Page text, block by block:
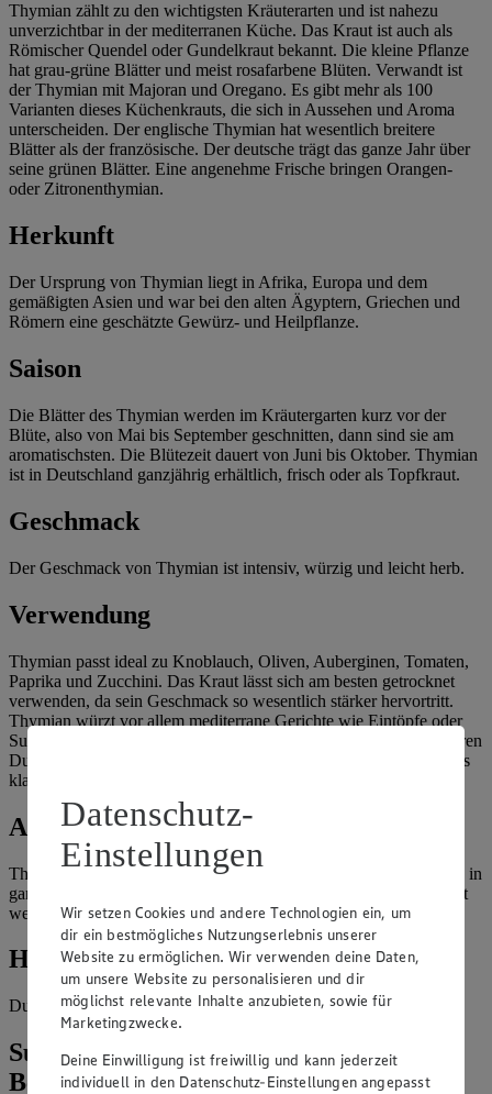
Thymian zählt zu den wichtigsten Kräuterarten und ist nahezu
unverzichtbar in der mediterranen Küche. Das Kraut ist auch als
Römischer Quendel oder Gundelkraut bekannt. Die kleine Pflanze
hat grau-grüne Blätter und meist rosafarbene Blüten. Verwandt ist
der Thymian mit Majoran und Oregano. Es gibt mehr als 100
Varianten dieses Küchenkrauts, die sich in Aussehen und Aroma
unterscheiden. Der englische Thymian hat wesentlich breitere
Blätter als der französische. Der deutsche trägt das ganze Jahr über
seine grünen Blätter. Eine angenehme Frische bringen Orangen-
oder Zitronenthymian.
Herkunft
Der Ursprung von Thymian liegt in Afrika, Europa und dem
gemäßigten Asien und war bei den alten Ägyptern, Griechen und
Römern eine geschätzte Gewürz- und Heilpflanze.
Saison
Die Blätter des Thymian werden im Kräutergarten kurz vor der
Blüte, also von Mai bis September geschnitten, dann sind sie am
aromatischsten. Die Blütezeit dauert von Juni bis Oktober. Thymian
ist in Deutschland ganzjährig erhältlich, frisch oder als Topfkraut.
Geschmack
Der Geschmack von Thymian ist intensiv, würzig und leicht herb.
Verwendung
Thymian passt ideal zu Knoblauch, Oliven, Auberginen, Tomaten,
Paprika und Zucchini. Das Kraut lässt sich am besten getrocknet
verwenden, da sein Geschmack so wesentlich stärker hervortritt.
Thymian würzt vor allem mediterrane Gerichte wie Eintöpfe oder
Suppen und die Beigabe eines Zweiges sorgt für einen wunderbaren
Duft und ein angenehmes Aroma in allen Speisen. Er gehört in das
klassische Bouquet garni.
Aufbewahrung
Thymian lässt sich sehr gut trocknen. Am besten trocknet man ihn in
ganzen Zweigen, von denen dann die trockenen Blätter abgestreift
werden.
Haltbarkeit
Dunkel und trocken gelagert, hält er sich so mehrere Monate.
Suche weitere Lebensmittel aus dem
Bereich „Gewürze & Kräuter“
Datenschutz-
Einstellungen
Wir setzen Cookies und andere Technologien ein, um
dir ein bestmögliches Nutzungserlebnis unserer
Website zu ermöglichen. Wir verwenden deine Daten,
um unsere Website zu personalisieren und dir
möglichst relevante Inhalte anzubieten, sowie für
Marketingzwecke.
Deine Einwilligung ist freiwillig und kann jederzeit
individuell in den Datenschutz-Einstellungen angepasst